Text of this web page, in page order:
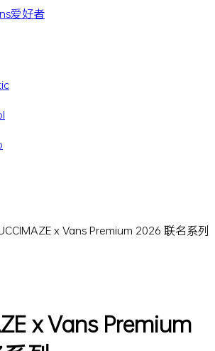
x Vans Premium 2026 联名系列
x Vans Premium